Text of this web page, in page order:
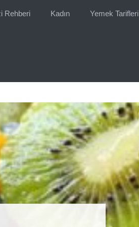
Rehberi Kadın Yemek Tarifleri